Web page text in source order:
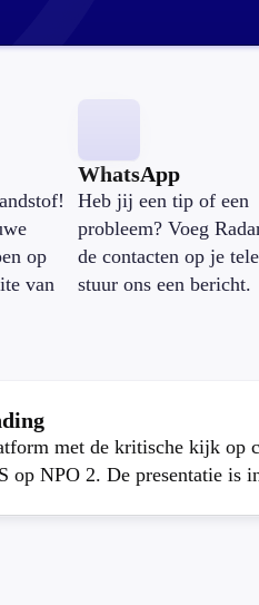
op
van
WhatsApp
Heb jij een tip of een
probleem? Voeg
de contacten op je
stuur ons een bericht.
met de kritische kijk op
op NPO 2. De presentatie is